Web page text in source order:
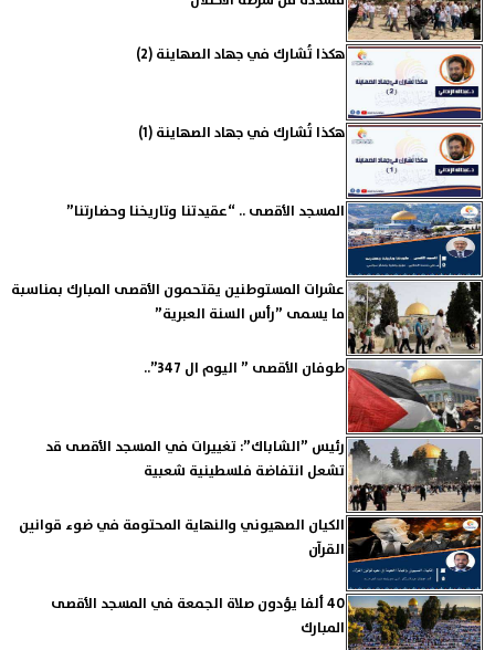
هكذا تُشارك في جهاد الصهاينة (2)
هكذا تُشارك في جهاد الصهاينة (1)
المسجد الأقصى .. “عقيدتنا وتاريخنا وحضارتنا”
عشرات المستوطنين يقتحمون الأقصى المبارك بمناسبة
ما يسمى ”رأس السنة العبرية”
طوفان الأقصى ” اليوم ال 347”..
رئيس ”الشاباك”: تغييرات في المسجد الأقصى قد
تشعل انتفاضة فلسطينية شعبية
الكيان الصهيوني والنهاية المحتومة في ضوء قوانين
القرآن
40 ألفا يؤدون صلاة الجمعة في المسجد الأقصى
المبارك